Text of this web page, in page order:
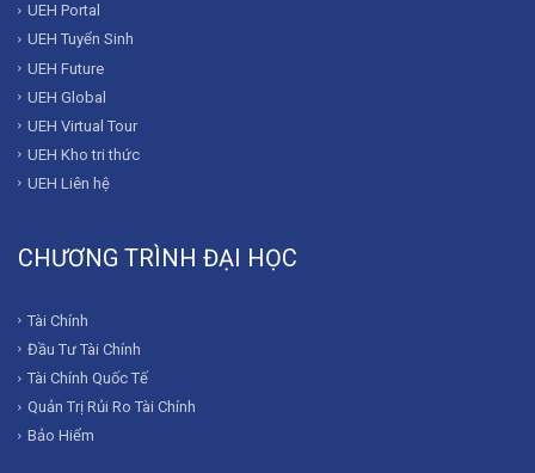
UEH Portal
UEH Tuyển Sinh
UEH Future
UEH Global
UEH Virtual Tour
UEH Kho tri thức
UEH Liên hệ
CHƯƠNG TRÌNH ĐẠI HỌC
Tài Chính
Đầu Tư Tài Chính
Tài Chính Quốc Tế
Quản Trị Rủi Ro Tài Chính
Bảo Hiểm